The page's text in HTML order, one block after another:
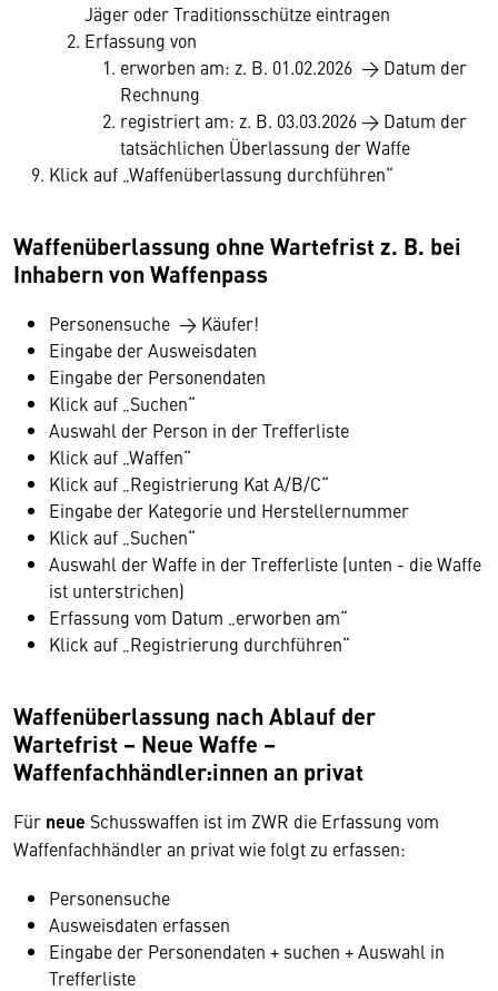
Jäger oder Traditionsschütze eintragen
Erfassung von
erworben am: z. B. 01.02.2026 → Datum der
Rechnung
registriert am: z. B. 03.03.2026 → Datum der
tatsächlichen Überlassung der Waffe
Klick auf „Waffenüberlassung durchführen“
Waffenüberlassung ohne Wartefrist z. B. bei
Inhabern von Waffenpass
Personensuche → Käufer!
Eingabe der Ausweisdaten
Eingabe der Personendaten
Klick auf „Suchen“
Auswahl der Person in der Trefferliste
Klick auf „Waffen“
Klick auf „Registrierung Kat A/B/C“
Eingabe der Kategorie und Herstellernummer
Klick auf „Suchen“
Auswahl der Waffe in der Trefferliste (unten - die Waffe
ist unterstrichen)
Erfassung vom Datum „erworben am“
Klick auf „Registrierung durchführen“
Waffenüberlassung nach Ablauf der
Wartefrist – Neue Waffe –
Waffenfachhändler:innen an privat
Für neue Schusswaffen ist im ZWR die Erfassung vom
Waffenfachhändler an privat wie folgt zu erfassen:
Personensuche
Ausweisdaten erfassen
Eingabe der Personendaten + suchen + Auswahl in
Trefferliste